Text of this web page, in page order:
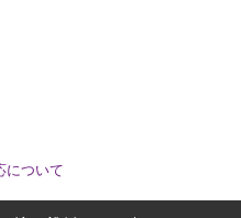
について